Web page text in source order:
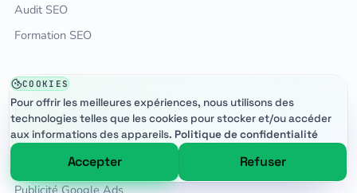
Audit SEO
Formation SEO
SITES WEB
Création de site web
Création WordPress
Refonte de site
Publicité Google Ads
COOKIES
Pour offrir les meilleures expériences, nous utilisons des
technologies telles que les cookies pour stocker et/ou accéder
aux informations des appareils. Politique de confidentialité
Accepter Refuser